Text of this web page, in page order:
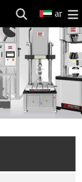
ar